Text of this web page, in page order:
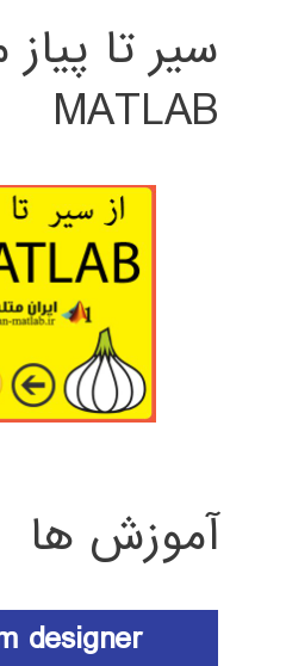
سیر تا
MATLAB
آموزش ها
designer